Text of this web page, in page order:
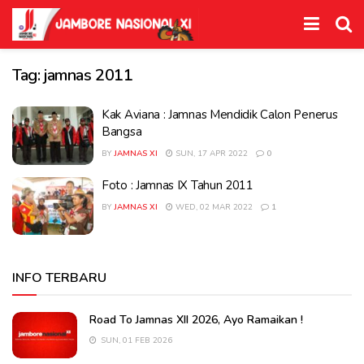
Tag: jamnas 2011
Kak Aviana : Jamnas Mendidik Calon Penerus
Bangsa
BY JAMNAS XI SUN, 17 APR 2022 0
Foto : Jamnas IX Tahun 2011
BY JAMNAS XI WED, 02 MAR 2022 1
INFO TERBARU
Road To Jamnas XII 2026, Ayo Ramaikan !
SUN, 01 FEB 2026